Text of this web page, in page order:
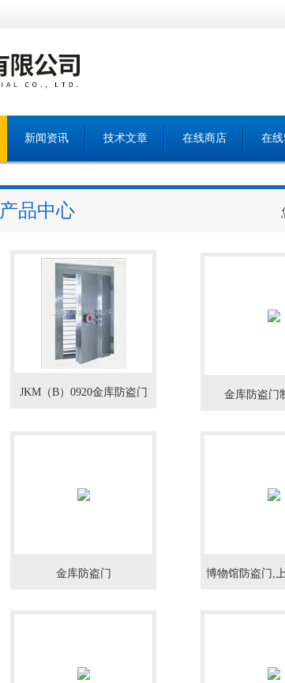
新闻资讯 技术文章 在线商店 在
产品中心
JKM（B）0920金库防盗门 金库防盗门
金库防盗门 博物馆防盗门,